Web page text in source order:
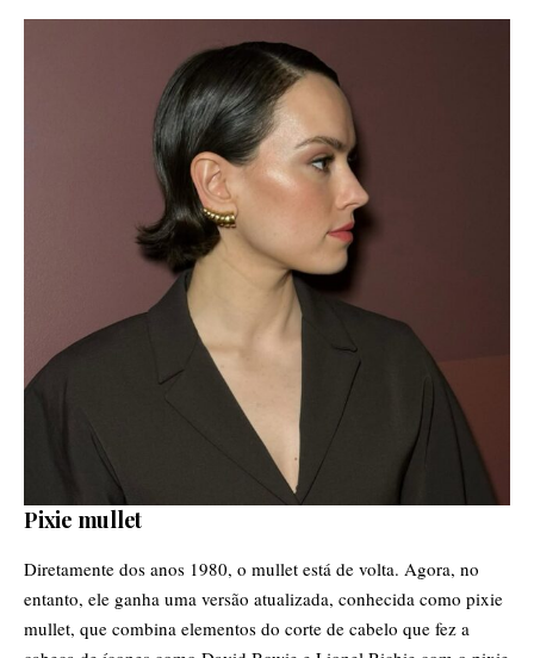
Pixie mullet
Diretamente dos anos 1980, o mullet está de volta. Agora, no
entanto, ele ganha uma versão atualizada, conhecida como pixie
mullet, que combina elementos do corte de cabelo que fez a